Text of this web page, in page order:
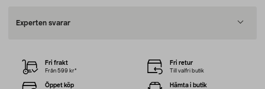
Experten svarar
Fri frakt
Från 599 kr*
Fri retur
Till valfri butik
Öppet köp Hämta i butik